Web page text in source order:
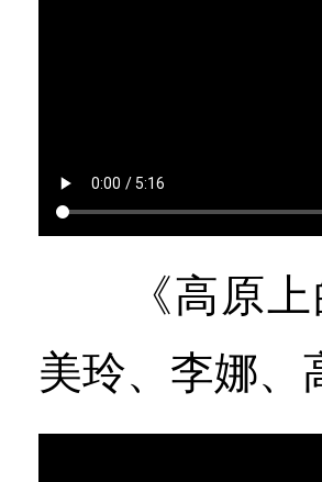
《高原上
美玲、李娜、